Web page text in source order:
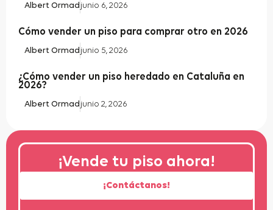
Albert Ormad junio 6, 2026
Cómo vender un piso para comprar otro en 2026
Albert Ormad junio 5, 2026
¿Cómo vender un piso heredado en Cataluña en
2026?
Albert Ormad junio 2, 2026
¡Vende tu piso ahora!
¡Contáctanos!